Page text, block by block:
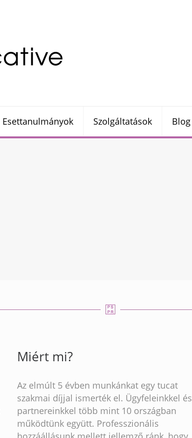
Esettanulmányok Szolgáltatások Blog
Miért mi?
Az elmúlt 5 évben munkánkat egy tucat
szakmai díjjal ismerték el. Ügyfeleinkkel és
partnereinkkel több mint 10 országban
működtünk együtt. Professzionális